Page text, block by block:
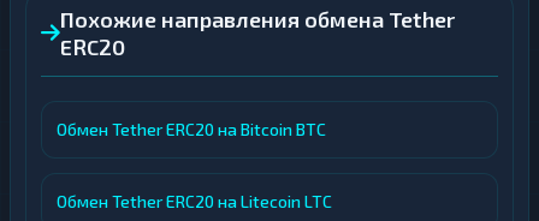
Похожие направления обмена Tether
ERC20
Обмен Tether ERC20 на Bitcoin BTC
Обмен Tether ERC20 на Litecoin LTC